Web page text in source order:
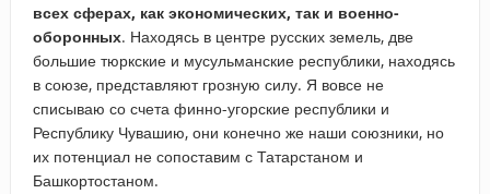
всех сферах, как экономических, так и военно-
оборонных. Находясь в центре русских земель, две
большие тюркские и мусульманские республики, находясь
в союзе, представляют грозную силу. Я вовсе не
списываю со счета финно-угорские республики и
Республику Чувашию, они конечно же наши союзники, но
их потенциал не сопоставим с Татарстаном и
Башкортостаном.